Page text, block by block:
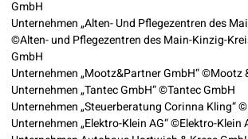
GmbH
Unternehmen „Alten- Und Pflegezentren des
©Alten- und Pflegezentren des Main-Kinzig-
GmbH
Unternehmen „Mootz&Partner GmbH“ ©Mootz
Unternehmen „Tantec GmbH“ ©Tantec GmbH
Unternehmen „Steuerberatung Corinna Kling“
Unternehmen „Elektro-Klein AG“ ©Elektro-Klein